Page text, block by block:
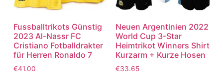
Fussballtrikots Günstig
2023 Al-Nassr FC
Cristiano Fotballdrakter
für Herren Ronaldo 7
€41.00
Neuen Argentinien 2022
World Cup 3-Star
Heimtrikot Winners Shirt
Kurzarm + Kurze Hosen
€33.65